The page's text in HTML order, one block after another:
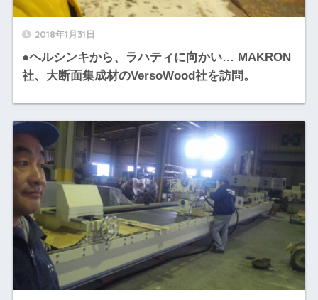
2018年1月31日
●ヘルシンキから、ラハティに向かい… MAKRON
社、大断面集成材のVersoWood社を訪問。